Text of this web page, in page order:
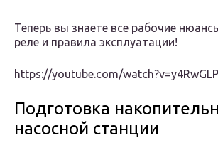
Теперь вы знаете все рабочие
реле и правила эксплуатации!
https://youtube.com/
Подготовка
насосной станции